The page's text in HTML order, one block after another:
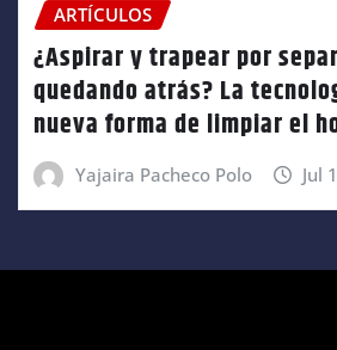
ARTÍCULOS
¿Aspirar y trapear por
quedando atrás? La
nueva forma de limpiar el
Yajaira Pacheco Polo Jul